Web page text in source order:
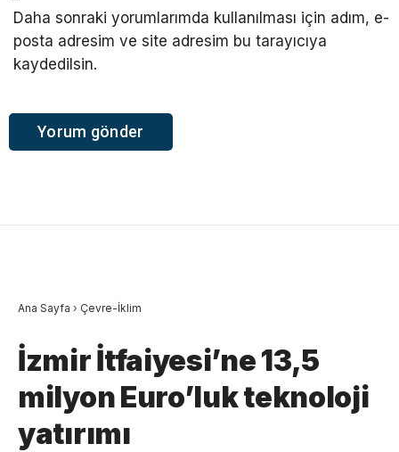
Daha sonraki yorumlarımda kullanılması için adım, e-
posta adresim ve site adresim bu tarayıcıya
kaydedilsin.
Ana Sayfa › Çevre-İklim
İzmir İtfaiyesi’ne 13,5
milyon Euro’luk teknoloji
yatırımı